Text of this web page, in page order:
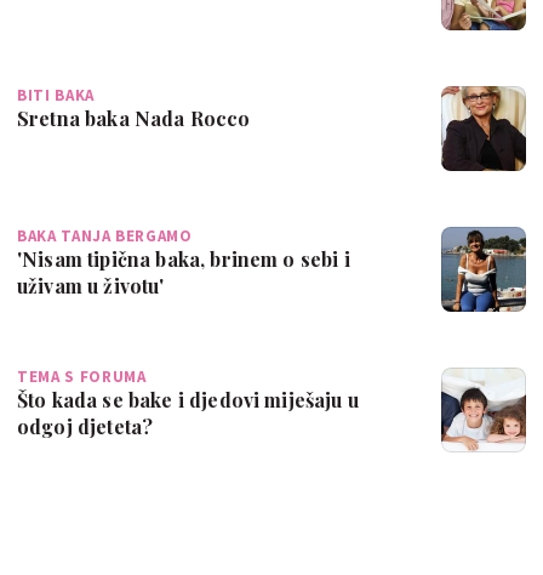
BITI BAKA
Sretna baka Nada Rocco
BAKA TANJA BERGAMO
'Nisam tipična baka, brinem o sebi i
uživam u životu'
TEMA S FORUMA
Što kada se bake i djedovi miješaju u
odgoj djeteta?